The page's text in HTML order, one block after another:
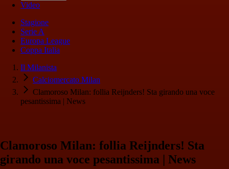
Video
Stagione
Serie A
Europa League
Coppa Italia
Il Milanista
Calciomercato Milan
Clamoroso Milan: follia Reijnders! Sta girando una voce
pesantissima | News
Clamoroso Milan: follia Reijnders! Sta
girando una voce pesantissima | News